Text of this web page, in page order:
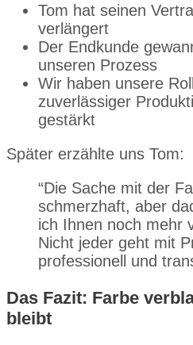
Tom hat seinen
verlängert
Der Endkunde
unseren Prozess
Wir haben unsere
zuverlässiger
gestärkt
Später erzählte uns Tom:
“Die Sache mit der
schmerzhaft, aber
ich Ihnen noch mehr
Nicht jeder geht mit
professionell und
Das Fazit: Farbe
bleibt